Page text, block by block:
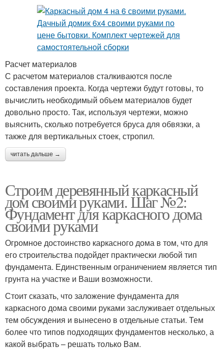
Расчет материалов
С расчетом материалов сталкиваются после
составления проекта. Когда чертежи будут готовы, то
вычислить необходимый объем материалов будет
довольно просто. Так, используя чертежи, можно
выяснить, сколько потребуется бруса для обвязки, а
также для вертикальных стоек, стропил.
читать дальше →
Строим деревянный каркасный
дом своими руками. Шаг №2:
Фундамент для каркасного дома
своими руками
Огромное достоинство каркасного дома в том, что для
его строительства подойдет практически любой тип
фундамента. Единственным ограничением является тип
грунта на участке и Ваши возможности.
Стоит сказать, что заложение фундамента для
каркасного дома своими руками заслуживает отдельных
тем обсуждения и вынесено в отдельные статьи. Тем
более что типов подходящих фундаментов несколько, а
какой выбрать – решать только Вам.